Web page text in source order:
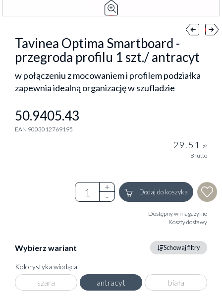
Tavinea Optima Smartboard -
przegroda profilu 1 szt./ antracyt
w połączeniu z mocowaniem i profilem podziałka
zapewnia idealną organizację w szufladzie
50.9405.43
EAN 9003012769195
29.51
zł
Brutto
Dodaj do koszyka
Dostępny w magazynie
Koszty dostawy
Wybierz wariant Schowaj filtry
Kolorystyka wiodąca
szara antracyt biała